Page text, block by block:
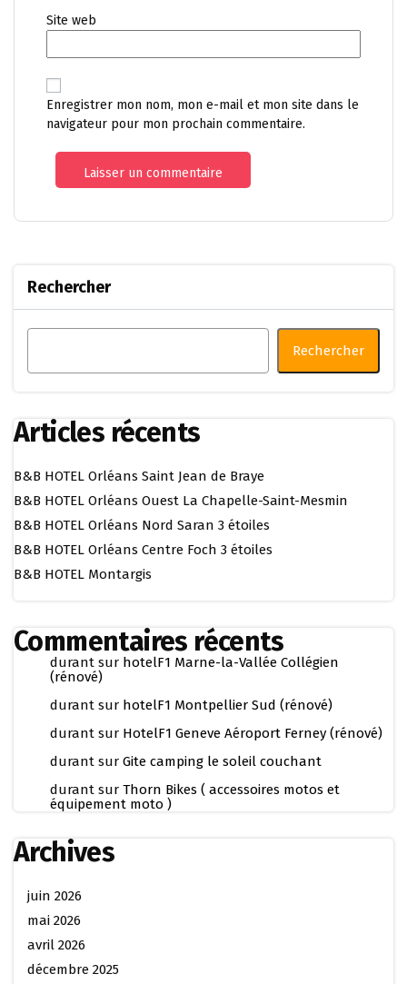
Site web
Enregistrer mon nom, mon e-mail et mon site dans le
navigateur pour mon prochain commentaire.
Rechercher
Rechercher
Articles récents
B&B HOTEL Orléans Saint Jean de Braye
B&B HOTEL Orléans Ouest La Chapelle-Saint-Mesmin
B&B HOTEL Orléans Nord Saran 3 étoiles
B&B HOTEL Orléans Centre Foch 3 étoiles
B&B HOTEL Montargis
Commentaires récents
durant sur hotelF1 Marne-la-Vallée Collégien
(rénové)
durant sur hotelF1 Montpellier Sud (rénové)
durant sur HotelF1 Geneve Aéroport Ferney (rénové)
durant sur Gite camping le soleil couchant
durant sur Thorn Bikes ( accessoires motos et
équipement moto )
Archives
juin 2026
mai 2026
avril 2026
décembre 2025